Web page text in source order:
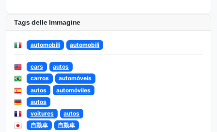
Tags delle Immagine
automobili automobili
cars
autos
carros
automóveis
autos
automóviles
autos
voitures
autos
自動車
自動車